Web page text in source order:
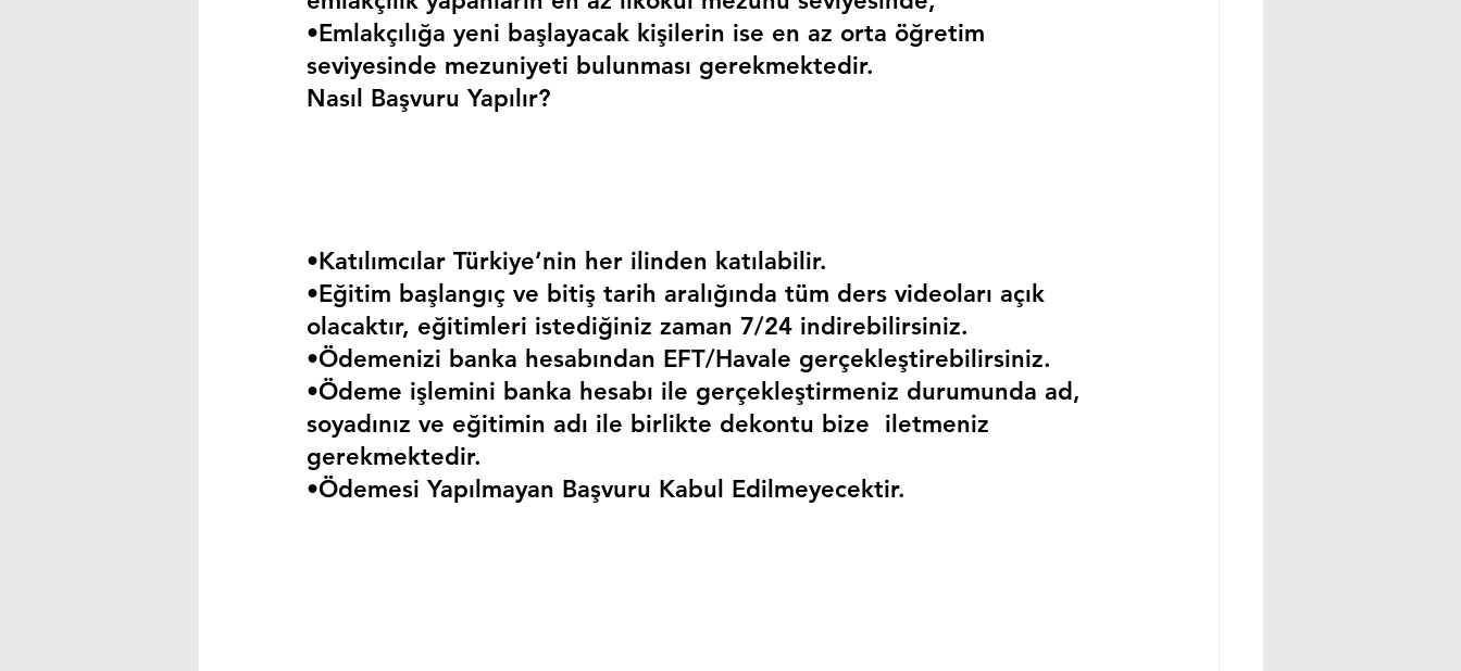
•Emlakçılığa yeni başlayacak kişilerin ise en az orta öğretim
seviyesinde mezuniyeti bulunması gerekmektedir.
Nasıl Başvuru Yapılır?
•Katılımcılar Türkiye’nin her ilinden katılabilir.
•Eğitim başlangıç ve bitiş tarih aralığında tüm ders videoları açık
olacaktır, eğitimleri istediğiniz zaman 7/24 indirebilirsiniz.
•Ödemenizi banka hesabından EFT/Havale gerçekleştirebilirsiniz.
•Ödeme işlemini banka hesabı ile gerçekleştirmeniz durumunda ad,
soyadınız ve eğitimin adı ile birlikte dekontu bize  iletmeniz
gerekmektedir.
•Ödemesi Yapılmayan Başvuru Kabul Edilmeyecektir.